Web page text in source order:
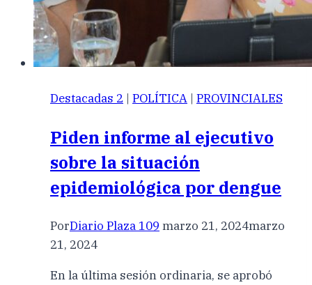
Destacadas 2 | POLÍTICA | PROVINCIALES
Piden informe al ejecutivo
sobre la situación
epidemiológica por dengue
PorDiario Plaza 109 marzo 21, 2024marzo
21, 2024
En la última sesión ordinaria, se aprobó